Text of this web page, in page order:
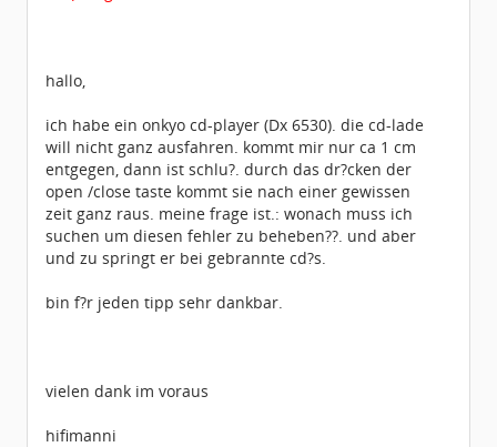
hallo,
ich habe ein onkyo cd-player (Dx 6530). die cd-lade
will nicht ganz ausfahren. kommt mir nur ca 1 cm
entgegen, dann ist schlu?. durch das dr?cken der
open /close taste kommt sie nach einer gewissen
zeit ganz raus. meine frage ist.: wonach muss ich
suchen um diesen fehler zu beheben??. und aber
und zu springt er bei gebrannte cd?s.
bin f?r jeden tipp sehr dankbar.
vielen dank im voraus
hifimanni